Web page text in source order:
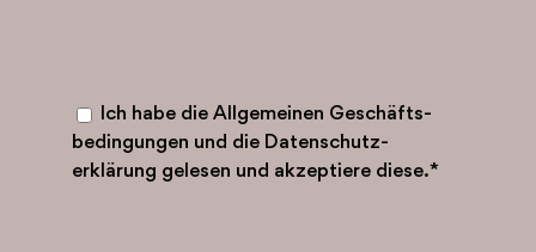
Ich habe die Allgemeinen Geschäfts­
bedingungen und die Datenschutz­
erklärung gelesen und akzeptiere diese.*